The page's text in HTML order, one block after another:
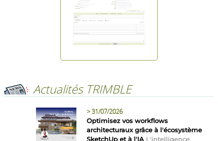
Actualités TRIMBLE
>31/07/2026
Optimisez vos workflows
architecturaux grâce à l'écosystème
SketchUp et à l'IA L'intelligence